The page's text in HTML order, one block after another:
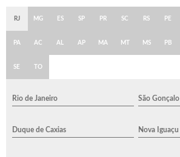
RJ MG ES SP PR SC RS PE
PA AC AL AP MA MT MS PB
SE TO
Rio de Janeiro São Gonçalo
Duque de Caxias Nova Iguaçu